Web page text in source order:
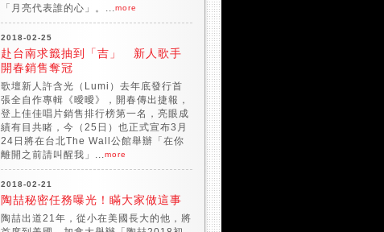
「月亮代表誰的心」。... more
2018-02-25
赴台南求籤抽到「吉」 新人歌手
開春銷售奪冠
歌壇新人許含光（Lumi）去年底發行首
張全自作專輯《曖曖》，開春傳出捷報，
登上佳佳唱片銷售排行榜第一名，亮眼成
績有目共睹，今（25日）也正式宣布3月
24日將在台北The Wall公館舉辦「在你
離開之前請叫醒我」... more
2018-02-21
陶喆秘密任務曝光！瞞大家做這事
陶喆出道21年，從小在美國長大的他，將